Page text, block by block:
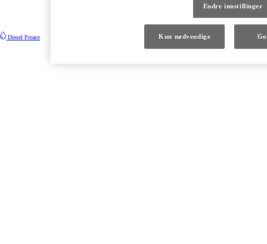
Diesel Proace
Endre innstillinger
Kun nødvendige